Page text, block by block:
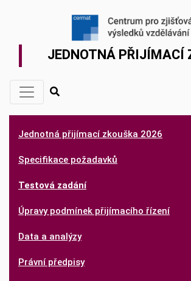
JEDNOTNÁ PŘIJÍMACÍ
Jednotná přijímací zkouška 2026
Specifikace požadavků
Testová zadání
Úpravy podmínek přijímacího řízení
Data a analýzy
Právní předpisy